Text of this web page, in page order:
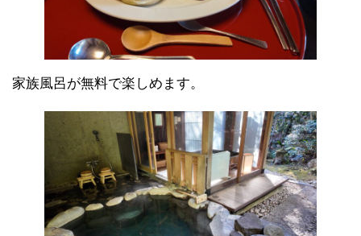
家族風呂が無料で楽しめます。